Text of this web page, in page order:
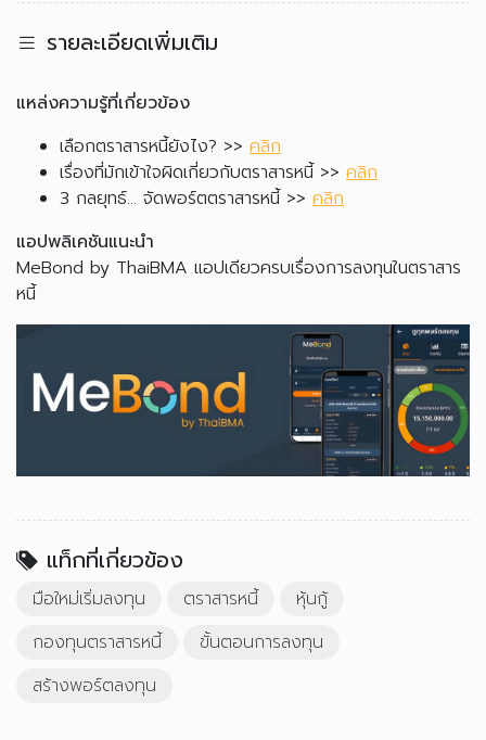
รายละเอียดเพิ่มเติม
แหล่งความรู้ที่เกี่ยวข้อง
เลือกตราสารหนี้ยังไง? >> คลิก
เรื่องที่มักเข้าใจผิดเกี่ยวกับตราสารหนี้ >> คลิก
3 กลยุทธ์... จัดพอร์ตตราสารหนี้ >> คลิก
แอปพลิเคชันแนะนำ
MeBond by ThaiBMA แอปเดียวครบเรื่องการลงทุนในตราสาร
หนี้
แท็กที่เกี่ยวข้อง
มือใหม่เริ่มลงทุน ตราสารหนี้
หุ้นกู้
กองทุนตราสารหนี้
ขั้นตอนการลงทุน
สร้างพอร์ตลงทุน